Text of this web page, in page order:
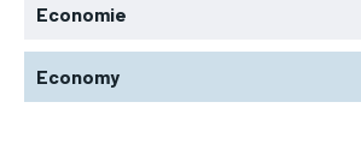
Economie
Economy